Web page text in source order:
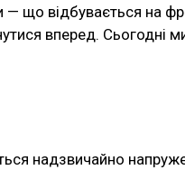
— що відбувається на
вперед. Сьогодні
надзвичайно